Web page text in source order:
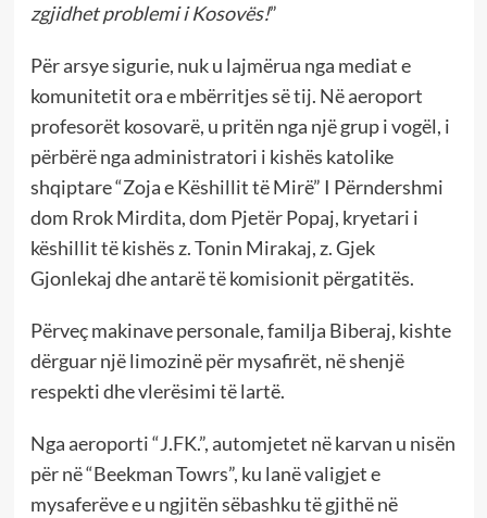
zgjidhet problemi i Kosovës!”
Për arsye sigurie, nuk u lajmërua nga mediat e
komunitetit ora e mbërritjes së tij. Në aeroport
profesorët kosovarë, u pritën nga një grup i vogël, i
përbërë nga administratori i kishës katolike
shqiptare “Zoja e Këshillit të Mirë” I Përndershmi
dom Rrok Mirdita, dom Pjetër Popaj, kryetari i
këshillit të kishës z. Tonin Mirakaj, z. Gjek
Gjonlekaj dhe antarë të komisionit përgatitës.
Përveç makinave personale, familja Biberaj, kishte
dërguar një limozinë për mysafirët, në shenjë
respekti dhe vlerësimi të lartë.
Nga aeroporti “J.FK.”, automjetet në karvan u nisën
për në “Beekman Towrs”, ku lanë valigjet e
mysaferëve e u ngjitën sëbashku të gjithë në